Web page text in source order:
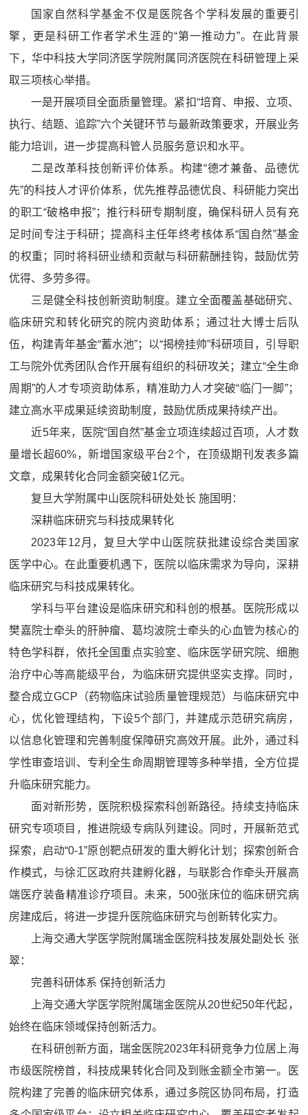
国家自然科学基金不仅是医院各个学科发展的重要引
擎，更是科研工作者学术生涯的“第一推动力”。在此背景
下，华中科技大学同济医学院附属同济医院在科研管理上采
取三项核心举措。
一是开展项目全面质量管理。紧扣“培育、申报、立项、
执行、结题、追踪”六个关键环节与最新政策要求，开展业务
能力培训，进一步提高科管人员服务意识和水平。
二是改革科技创新评价体系。构建“德才兼备、品德优
先”的科技人才评价体系，优先推荐品德优良、科研能力突出
的职工“破格申报”；推行科研专期制度，确保科研人员有充
足时间专注于科研；提高科主任年终考核体系“国自然”基金
的权重；同时将科研业绩和贡献与科研薪酬挂钩，鼓励优劳
优得、多劳多得。
三是健全科技创新资助制度。建立全面覆盖基础研究、
临床研究和转化研究的院内资助体系；通过壮大博士后队
伍，构建青年基金“蓄水池”；以“揭榜挂帅”科研项目，引导职
工与院外优秀团队合作开展有组织的科研攻关；建立“全生命
周期”的人才专项资助体系，精准助力人才突破“临门一脚”；
建立高水平成果延续资助制度，鼓励优质成果持续产出。
近5年来，医院“国自然”基金立项连续超过百项，人才数
量增长超60%，新增国家级平台2个，在顶级期刊发表多篇
文章，成果转化合同金额突破1亿元。
复旦大学附属中山医院科研处处长 施国明：
深耕临床研究与科技成果转化
2023年12月，复旦大学中山医院获批建设综合类国家
医学中心。在此重要机遇下，医院以临床需求为导向，深耕
临床研究与科技成果转化。
学科与平台建设是临床研究和科创的根基。医院形成以
樊嘉院士牵头的肝肿瘤、葛均波院士牵头的心血管为核心的
特色学科群，依托全国重点实验室、临床医学研究院、细胞
治疗中心等高能级平台，为临床研究提供坚实支撑。同时，
整合成立GCP（药物临床试验质量管理规范）与临床研究中
心，优化管理结构，下设5个部门，并建成示范研究病房，
以信息化管理和完善制度保障研究高效开展。此外，通过科
学性审查培训、专利全生命周期管理等多种举措，全方位提
升临床研究能力。
面对新形势，医院积极探索科创新路径。持续支持临床
研究专项项目，推进院级专病队列建设。同时，开展新范式
探索，启动“0-1”原创靶点研发的重大孵化计划；探索创新合
作模式，与徐汇区政府共建孵化器，与联影合作牵头开展高
端医疗装备精准诊疗项目。未来，500张床位的临床研究病
房建成后，将进一步提升医院临床研究与创新转化实力。
上海交通大学医学院附属瑞金医院科技发展处副处长 张
翠：
完善科研体系 保持创新活力
上海交通大学医学院附属瑞金医院从20世纪50年代起，
始终在临床领域保持创新活力。
在科研创新方面，瑞金医院2023年科研竞争力位居上海
市级医院榜首，科技成果转化合同及到账金额全市第一。医
院构建了完善的临床研究体系，通过多院区协同布局，打造